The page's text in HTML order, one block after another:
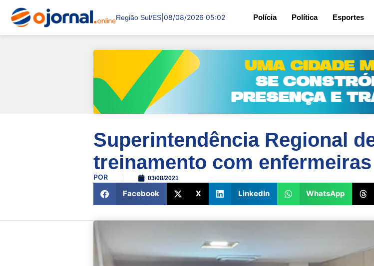
Região Sul/ES 08/08/2026 05:02 Polícia Política Esportes
Superintendência Regional
treinamento com
POR 03/08/2021
Facebook X LinkedIn WhatsApp